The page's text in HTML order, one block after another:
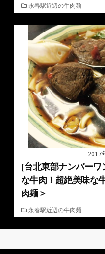
カ
テ
ゴ
リ
ー
永春駅近辺の牛肉麺
2017
[台北東部ナンバーワ
な牛肉！超絶美味な
肉麺＞
カ
テ
ゴ
永春駅近辺の牛肉麺